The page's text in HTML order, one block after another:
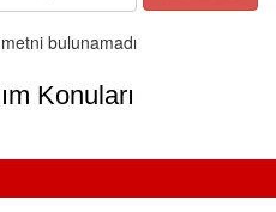
bulunamadı
Konuları